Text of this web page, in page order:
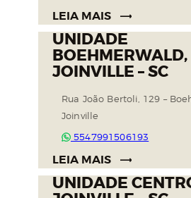
LEIA MAIS
UNIDADE
BOEHMERWALD,
JOINVILLE – SC
Rua João Bertoli, 129 –
Joinville
5547991506193
LEIA MAIS
UNIDADE